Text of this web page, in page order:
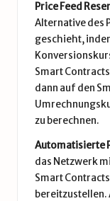
Price Feed
Alternative des
geschieht,
Smart
dann auf den
zu berechnen.
Automatisierte
das Netzwerk
Smart
bereitzustellen.